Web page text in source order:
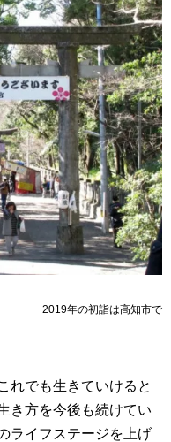
2019年の初詣は高知市で
れでも生きていけると
き方を今後も続けてい
ライフステージを上げ